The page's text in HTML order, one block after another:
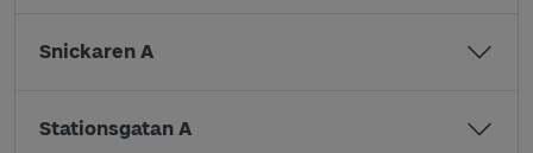
Snickaren A
Stationsgatan A